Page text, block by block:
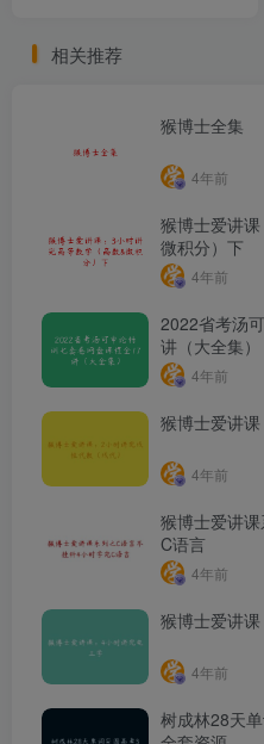
相关推荐
猴博士全集
4年前
猴博士爱讲
微积分）下
4年前
2022省考汤
讲（大全集）
4年前
猴博士爱讲课
4年前
猴博士爱讲
C语言
4年前
猴博士爱讲
4年前
树成林28天